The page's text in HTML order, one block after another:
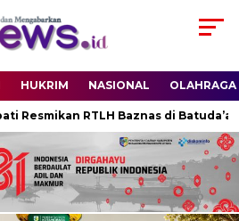
HUKRIM NASIONAL OLAHRAGA
RTLH Baznas di Batuda’a